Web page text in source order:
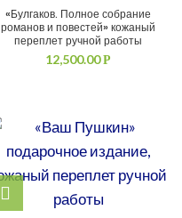
«Булгаков. Полное собрание
романов и повестей» кожаный
переплет ручной работы
12,500.00Р